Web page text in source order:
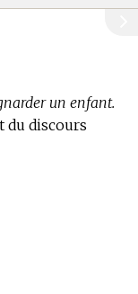
un enfant.
du discours